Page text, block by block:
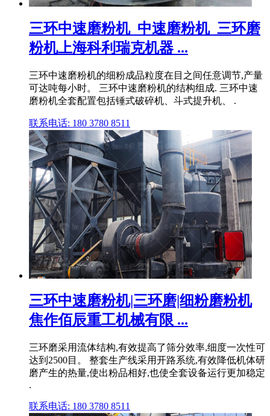
三环中速磨粉机_中速磨粉机_三环磨
粉机上海科利瑞克机器 ...
三环中速磨粉机的细粉成品粒度在目之间任意调节,产量
可达吨每小时。 三环中速磨粉机的结构组成. 三环中速
磨粉机全套配置包括锤式破碎机、斗式提升机、 .
联系电话: 180 3780 8511
三环中速磨粉机|三环磨|细粉磨粉机
焦作佰辰重工机械有限 ...
三环磨采用流体结构,有效提高了筛分效率,细度一次性可
达到2500目。 整套生产线采用开路系统,有效降低机体研
磨产生的热量,使出粉品相好,也使全套设备运行更加稳定
.
联系电话: 180 3780 8511